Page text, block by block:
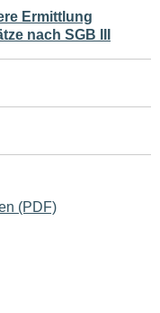
Ermittlung
nach SGB III
(PDF)